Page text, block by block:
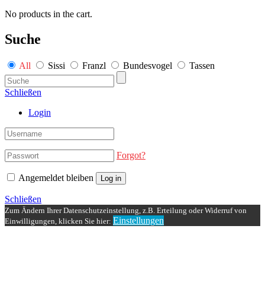
No products in the cart.
Suche
All Sissi Franzl Bundesvogel Tassen
Schließen
Login
Forgot?
Angemeldet bleiben Log in
Schließen
Zum Ändern Ihrer Datenschutzeinstellung, z.B. Erteilung oder Widerruf von
Einwilligungen, klicken Sie hier: Einstellungen